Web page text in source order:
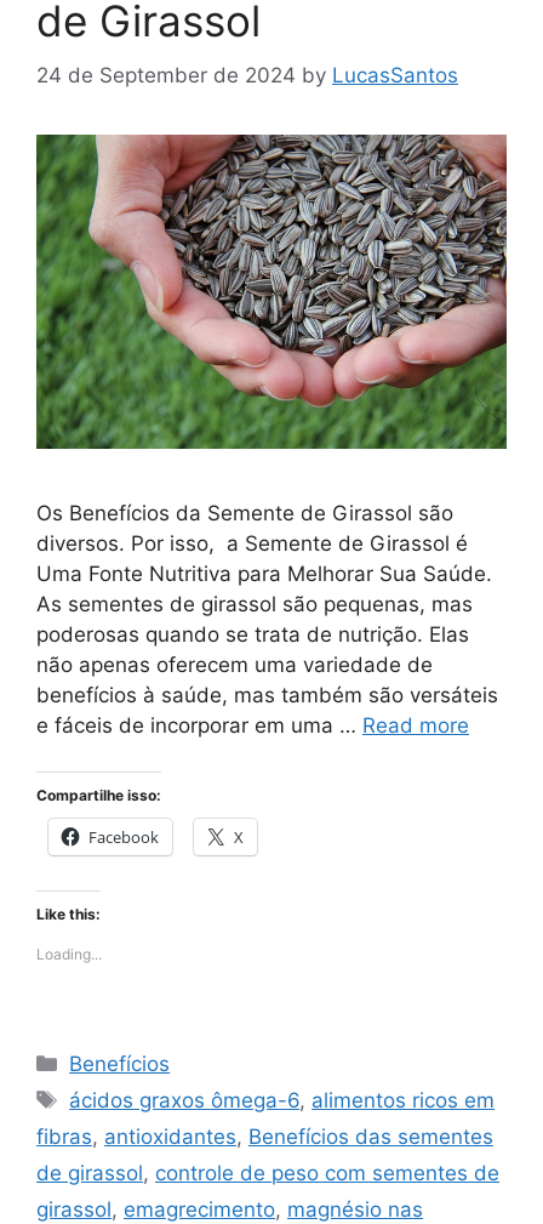
de Girassol
24 de September de 2024 by LucasSantos
Os Benefícios da Semente de Girassol são
diversos. Por isso, a Semente de Girassol é
Uma Fonte Nutritiva para Melhorar Sua Saúde.
As sementes de girassol são pequenas, mas
poderosas quando se trata de nutrição. Elas
não apenas oferecem uma variedade de
benefícios à saúde, mas também são versáteis
e fáceis de incorporar em uma … Read more
Compartilhe isso:
Facebook X
Like this:
Loading...
Categories
Benefícios
Tags
ácidos graxos ômega-6, alimentos ricos em
fibras, antioxidantes, Benefícios das sementes
de girassol, controle de peso com sementes de
girassol, emagrecimento, magnésio nas